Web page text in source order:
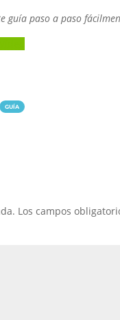
guía paso a paso
GUÍA
Los campos